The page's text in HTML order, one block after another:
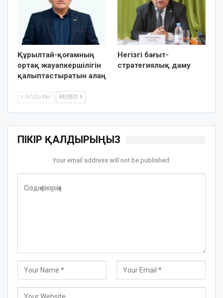
Құрылтай-қоғамның
ортақ жауапкершілігін
қалыптастыратын алаң
Негізгі бағыт-
стратегиялық даму
АЛДЫҢҒЫ КЕЛЕСІ
ПІКІР ҚАЛДЫРЫҢЫЗ
Your email address will not be published.